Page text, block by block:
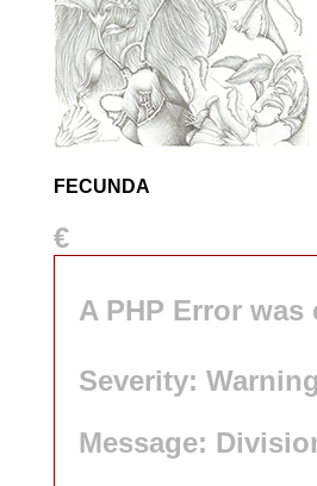
FECUNDA
€
A PHP Error was
Severity: Warning
Message: